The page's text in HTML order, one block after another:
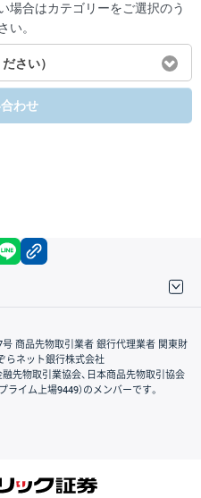
場合はカテゴリーをご選択のう
い。
さい）
わせ
facebook
号 商品先物取引業者 銀行代理業者 関東財
らネット銀行株式会社
先物取引業協会、日本商品先物取引協会
イム上場9449）のメンバーです。